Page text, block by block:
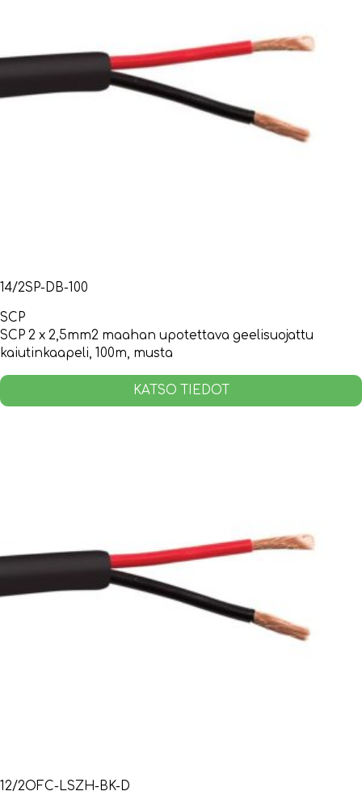
14/2SP-DB-100
SCP
SCP 2 x 2,5mm2 maahan upotettava geelisuojattu
kaiutinkaapeli, 100m, musta
KATSO TIEDOT
12/2OFC-LSZH-BK-D